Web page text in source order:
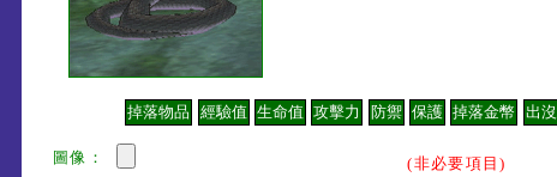
圖像：
(非必要項目)